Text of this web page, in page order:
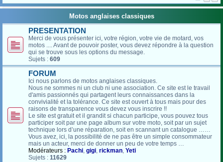
Motos anglaises classiques
PRESENTATION
Merci de vous présenter ici, votre région, votre vie de motard, vos
motos .... Avant de pouvoir poster, vous devez répondre à la question
qui se trouve sous les options du message.
Sujets : 609
FORUM
Ici nous parlons de motos anglaises classiques.
Nous ne sommes ni un club ni une association. Ce site est le travail
d'amis passionnés qui partagent leurs connaissances dans la
convivialité et la tolérance. Ce site est ouvert à tous mais pour des
raisons de transparence vous devez vous inscrire !!
Le site est gratuit et il grandit si chacun participe, vous pouvez tous
participer soit par une page album sur votre moto, soit par un sujet
technique lors d’une réparation, soit en scannant un catalogue ……
Vous avez, ici, la possibilité de ne pas être un simple consommateur
mais un acteur, merci de donner un peu de votre temps …
Modérateurs : Pachi, gigi, rickman, Yeti
Sujets : 11629